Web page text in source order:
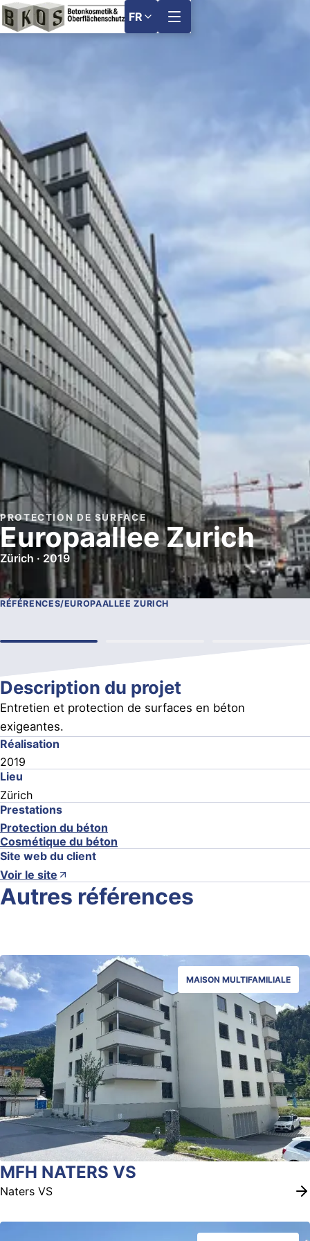
FR Menu
PROTECTION DE SURFACE
Europaallee Zurich
Zürich · 2019
RÉFÉRENCES/EUROPAALLEE ZURICH
Description du projet
Entretien et protection de surfaces en béton
exigeantes.
Réalisation
2019
Lieu
Zürich
Prestations
Protection du béton
Cosmétique du béton
Site web du client
Voir le site
Autres références
MAISON MULTIFAMILIALE
MFH NATERS VS
Naters VS